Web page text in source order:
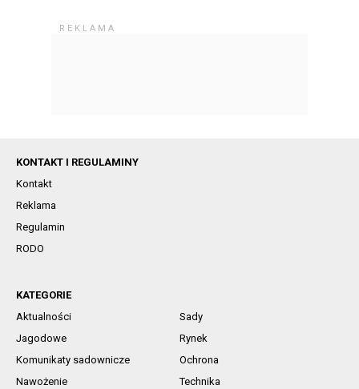
KONTAKT I REGULAMINY
Kontakt
Reklama
Regulamin
RODO
KATEGORIE
Aktualności
Sady
Jagodowe
Rynek
Komunikaty sadownicze
Ochrona
Nawożenie
Technika